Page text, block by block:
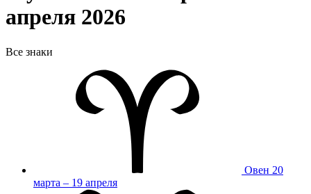
апреля 2026
Все знаки
Овен 20
марта – 19 апреля